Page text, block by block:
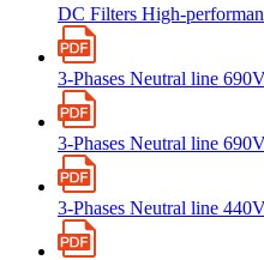
DC Filters High-
3-Phases Neutral line
3-Phases Neutral line
3-Phases Neutral line